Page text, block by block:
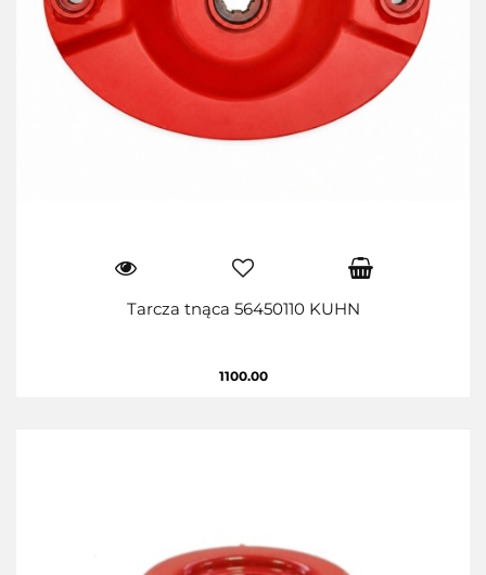
Tarcza tnąca 56450110 KUHN
1100.00